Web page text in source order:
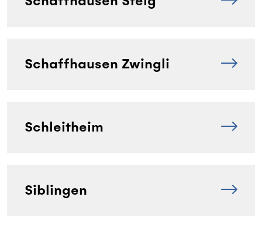
Schaffhausen Zwingli
Schleitheim
Siblingen